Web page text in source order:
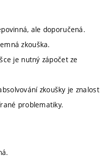
ale doporučená.
zkouška.
je nutný zápočet ze
zkoušky je znalost
problematiky.